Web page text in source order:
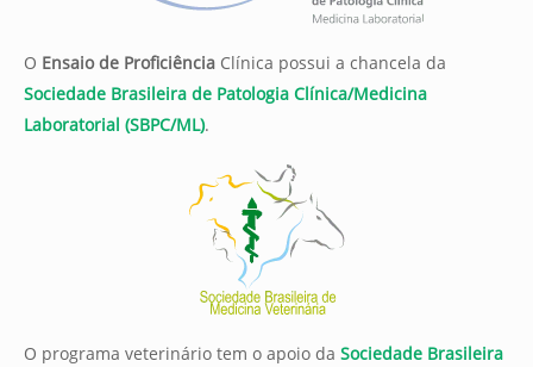
O Ensaio de Proficiência Clínica possui a chancela da
Sociedade Brasileira de Patologia Clínica/Medicina
Laboratorial (SBPC/ML).
O programa veterinário tem o apoio da Sociedade Brasileira